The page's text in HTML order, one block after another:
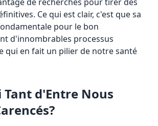
Ce qui est clair, c'est que sa
pour le bon
d'innombrables processus
qui en fait un pilier de notre santé
d'Entre Nous